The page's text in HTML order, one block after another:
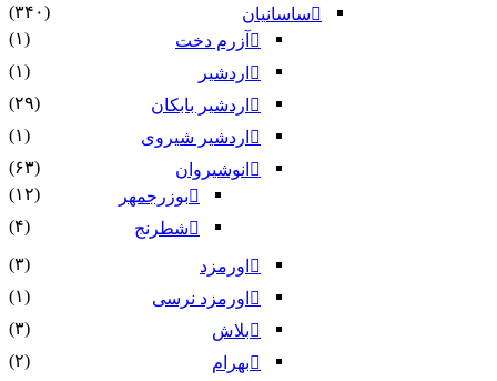
ساسانیان
(۳۴۰)
آزرم دخت
(۱)
اردشیر
(۱)
اردشیر بابکان
(۲۹)
اردشیر شیروی
(۱)
انوشیروان
(۶۳)
بوزرجمهر
(۱۲)
شطرنج
(۴)
اورمزد
(۳)
اورمزد نرسى‏
(۱)
بلاش
(۳)
بهرام
(۲)